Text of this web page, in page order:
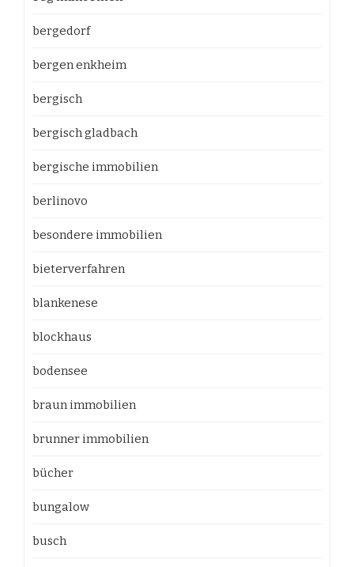
bergedorf
bergen enkheim
bergisch
bergisch gladbach
bergische immobilien
berlinovo
besondere immobilien
bieterverfahren
blankenese
blockhaus
bodensee
braun immobilien
brunner immobilien
bücher
bungalow
busch